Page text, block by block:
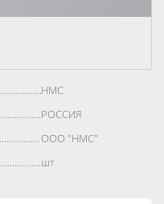
НМС
РОССИЯ
ООО "НМС"
шт